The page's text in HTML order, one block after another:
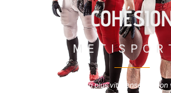
Seul on va plus vite, ensemble on